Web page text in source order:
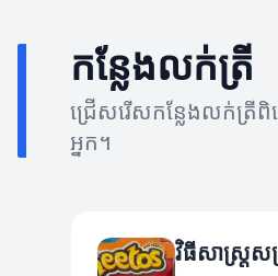
កន្លែងលក់ត្រី
ជ្រើសរើសកន្លែងលក់ត្
អ្នក។
វិធីសាស្ត្រស